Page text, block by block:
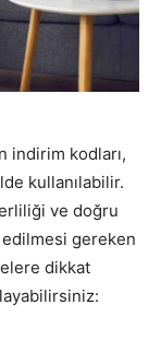
indirim kodları,
kullanılabilir.
ve doğru
gereken
dikkat